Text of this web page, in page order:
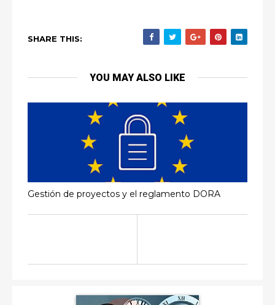
SHARE THIS:
YOU MAY ALSO LIKE
Gestión de proyectos y el reglamento DORA